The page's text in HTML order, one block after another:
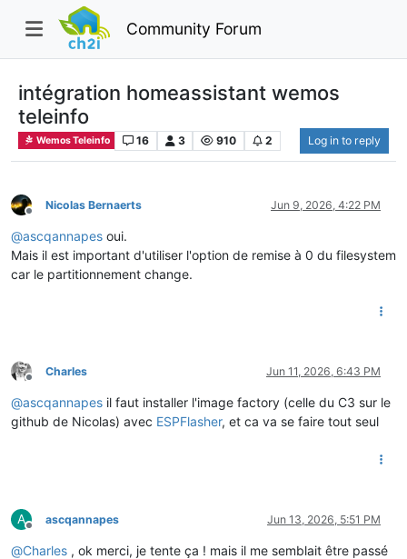
Community Forum
intégration homeassistant wemos
teleinfo
Wemos Teleinfo 16 3 910 2 Log in to reply
Offline
Nicolas Bernaerts Jun 9, 2026, 4:22 PM
@ascqannapes oui.
Mais il est important d'utiliser l'option de remise à 0 du filesystem
car le partitionnement change.
Offline
Charles Jun 11, 2026, 6:43 PM
@ascqannapes il faut installer l'image factory (celle du C3 sur le
github de Nicolas) avec ESPFlasher, et ca va se faire tout seul
A
Offline
ascqannapes Jun 13, 2026, 5:51 PM
@Charles , ok merci, je tente ça ! mais il me semblait être passé